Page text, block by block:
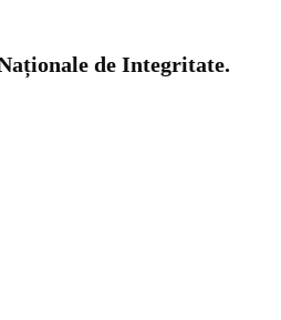
de Integritate.